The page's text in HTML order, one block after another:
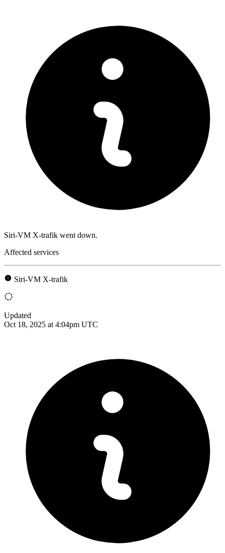
Siri-VM X-trafik went down.
Affected services
Siri-VM X-trafik
Updated
Oct 18, 2025 at 4:04pm UTC